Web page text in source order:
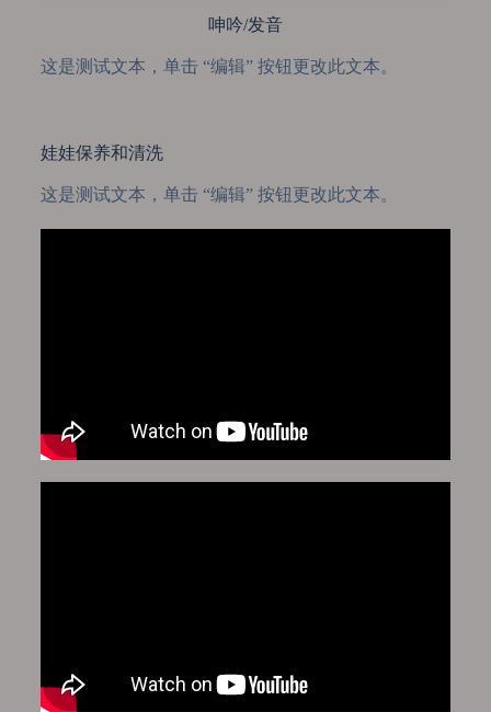
呻吟/发音
这是测试文本，单击 “编辑” 按钮更改此文本。
娃娃保养和清洗
这是测试文本，单击 “编辑” 按钮更改此文本。